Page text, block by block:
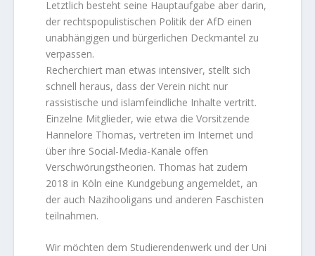
Letztlich besteht seine Hauptaufgabe aber darin,
der rechtspopulistischen Politik der AfD einen
unabhängigen und bürgerlichen Deckmantel zu
verpassen.
Recherchiert man etwas intensiver, stellt sich
schnell heraus, dass der Verein nicht nur
rassistische und islamfeindliche Inhalte vertritt.
Einzelne Mitglieder, wie etwa die Vorsitzende
Hannelore Thomas, vertreten im Internet und
über ihre Social-Media-Kanäle offen
Verschwörungstheorien. Thomas hat zudem
2018 in Köln eine Kundgebung angemeldet, an
der auch Nazihooligans und anderen Faschisten
teilnahmen.
Wir möchten dem Studierendenwerk und der Uni